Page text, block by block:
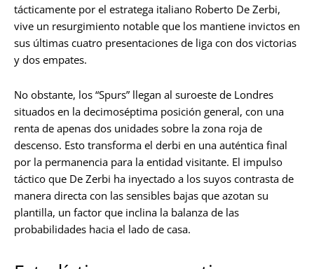
tácticamente por el estratega italiano Roberto De Zerbi,
vive un resurgimiento notable que los mantiene invictos en
sus últimas cuatro presentaciones de liga con dos victorias
y dos empates.
No obstante, los “Spurs” llegan al suroeste de Londres
situados en la decimoséptima posición general, con una
renta de apenas dos unidades sobre la zona roja de
descenso. Esto transforma el derbi en una auténtica final
por la permanencia para la entidad visitante. El impulso
táctico que De Zerbi ha inyectado a los suyos contrasta de
manera directa con las sensibles bajas que azotan su
plantilla, un factor que inclina la balanza de las
probabilidades hacia el lado de casa.